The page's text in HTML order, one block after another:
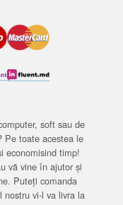
soft sau de
Pe toate acestea le
economisind timp!
vă vine în ajutor și
Puteți comanda
nostru vi-l va livra la